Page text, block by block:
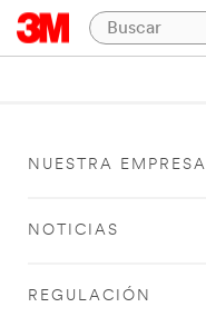
NUESTRA EMPRESA
NOTICIAS
REGULACIÓN